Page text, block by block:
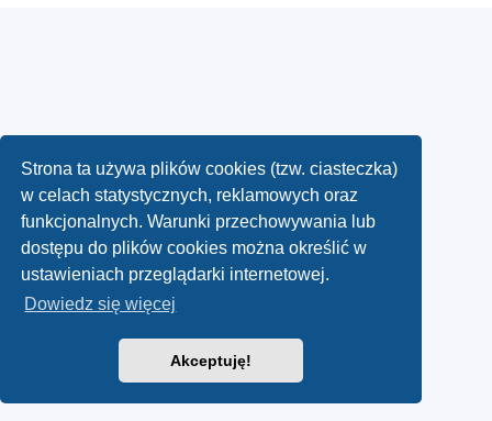
Strona ta używa plików cookies (tzw. ciasteczka)
w celach statystycznych, reklamowych oraz
funkcjonalnych. Warunki przechowywania lub
dostępu do plików cookies można określić w
ustawieniach przeglądarki internetowej.
Dowiedz się więcej
Akceptuję!